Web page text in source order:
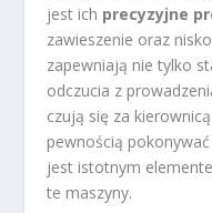
jest ich precyzyjne
zawieszenie oraz
zapewniają nie tylko
odczucia z
czują się za
pewnością
jest istotnym
te maszyny.